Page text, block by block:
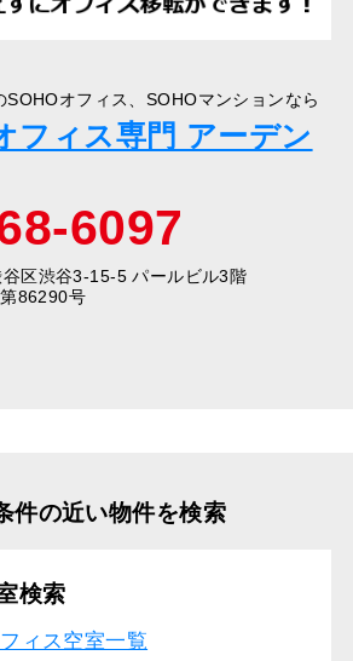
オフィス、SOHOマンションなら
フィス専門 アーデン
6097
区渋谷3-15-5 パールビル3階
86290号
件の近い物件を検索
検索
ィス空室一覧